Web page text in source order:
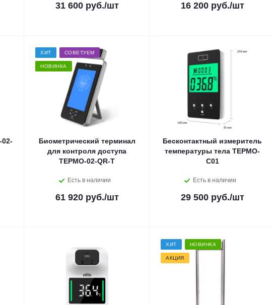
31 600 руб./шт 16 200 руб./шт
ХИТ СОВЕТУЕМ
НОВИНКА
Биометрический терминал
для контроля доступа
ТЕРМО-02-QR-T
Есть в наличии
61 920 руб./шт
Бесконтактный измеритель
температуры тела ТЕРМО-
С01
Есть в наличии
29 500 руб./шт
ХИТ НОВИНКА
АКЦИЯ